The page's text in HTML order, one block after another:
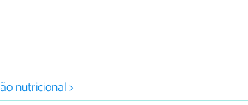
nutricional >